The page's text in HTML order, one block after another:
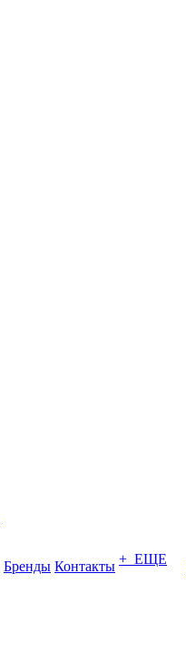
Бренды Контакты + ЕЩЕ